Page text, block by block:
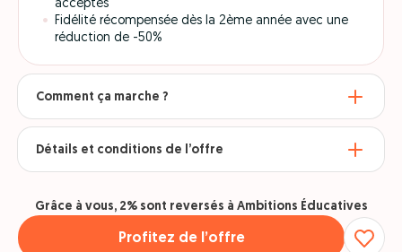
acceptés
Fidélité récompensée dès la 2ème année avec une
réduction de -50%
Comment ça marche ?
Détails et conditions de l’offre
Profitez de l’offre
Grâce à vous, 2% sont reversés à Ambitions Éducatives